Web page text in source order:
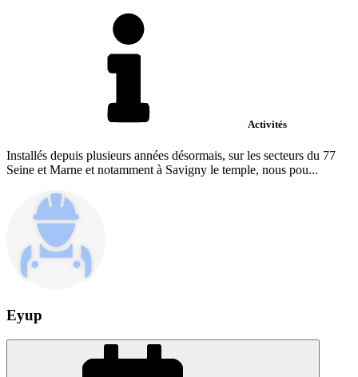
Activités
Installés depuis plusieurs années désormais, sur les secteurs du 77
Seine et Marne et notamment à Savigny le temple, nous pou...
Eyup